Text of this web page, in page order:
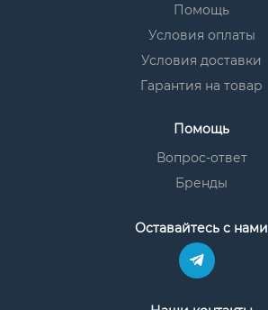
Помощь
Условия оплаты
Условия доставки
Гарантия на товар
Помощь
Вопрос-ответ
Бренды
Оставайтесь с нами